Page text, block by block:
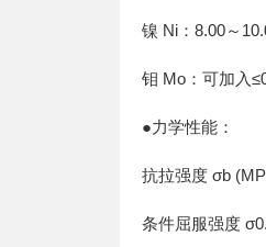
镍 Ni：8.00～
钼 Mo：可加入
●力学性能：
抗拉强度 σb
条件屈服强度